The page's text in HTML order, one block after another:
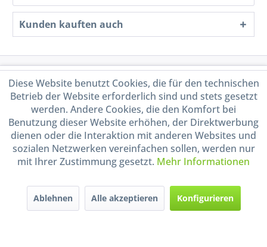
Kunden kauften auch
Service Hotline
Shop Service
Informationen
Handel mit BIO-Weinen
durch DE-ÖKO-009
Diese Website benutzt Cookies, die für den technischen
Betrieb der Website erforderlich sind und stets gesetzt
werden. Andere Cookies, die den Komfort bei
Benutzung dieser Website erhöhen, der Direktwerbung
dienen oder die Interaktion mit anderen Websites und
sozialen Netzwerken vereinfachen sollen, werden nur
mit Ihrer Zustimmung gesetzt. Mehr Informationen
Ablehnen Alle akzeptieren Konfigurieren